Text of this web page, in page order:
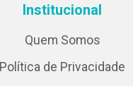
Institucional
Quem Somos
Política de Privacidade